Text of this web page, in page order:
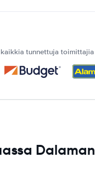
kaikkia tunnettuja toimittajia
Dalaman